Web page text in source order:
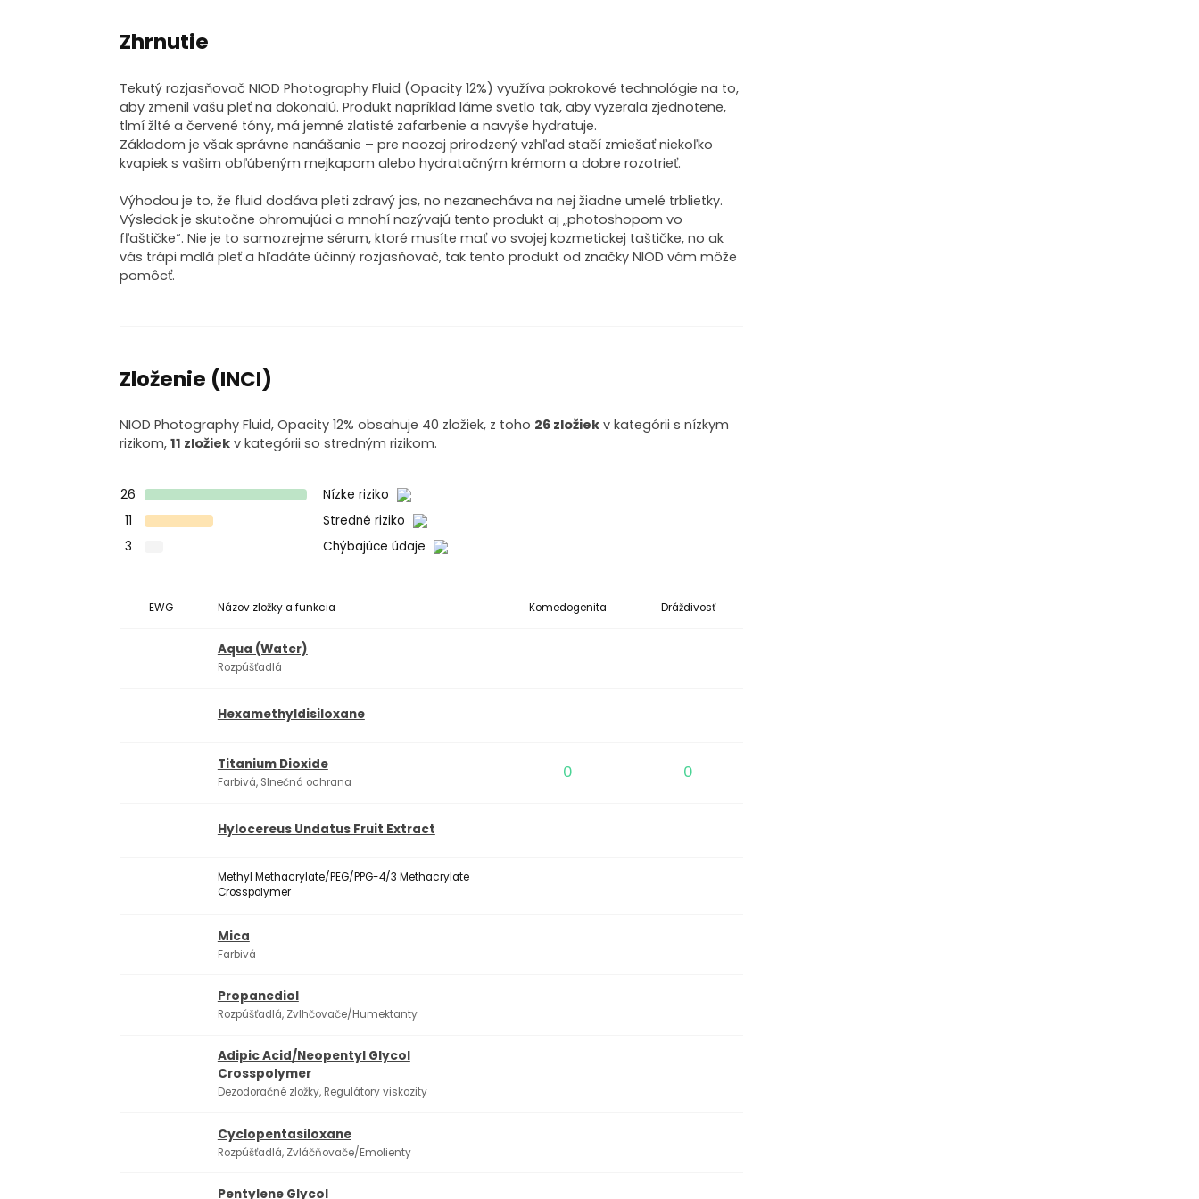
Zhrnutie
Tekutý rozjasňovač NIOD Photography Fluid (Opacity 12%) využíva pokrokové technológie na to,
aby zmenil vašu pleť na dokonalú. Produkt napríklad láme svetlo tak, aby vyzerala zjednotene,
tlmí žlté a červené tóny, má jemné zlatisté zafarbenie a navyše hydratuje.
Základom je však správne nanášanie – pre naozaj prirodzený vzhľad stačí zmiešať niekoľko
kvapiek s vašim obľúbeným mejkapom alebo hydratačným krémom a dobre rozotrieť.
Výhodou je to, že fluid dodáva pleti zdravý jas, no nezanecháva na nej žiadne umelé trblietky.
Výsledok je skutočne ohromujúci a mnohí nazývajú tento produkt aj „photoshopom vo
fľaštičke“. Nie je to samozrejme sérum, ktoré musíte mať vo svojej kozmetickej taštičke, no ak
vás trápi mdlá pleť a hľadáte účinný rozjasňovač, tak tento produkt od značky NIOD vám môže
pomôcť.
Zloženie (INCI)
NIOD Photography Fluid, Opacity 12% obsahuje 40 zložiek, z toho 26 zložiek v kategórii s nízkym
rizikom,11 zložiek v kategórii so stredným rizikom.
26
Nízke riziko
11
Stredné riziko
3
Chýbajúce údaje
EWG Názov zložky a funkcia Komedogenita Dráždivosť
Aqua (Water)
Rozpúšťadlá
Hexamethyldisiloxane
Titanium Dioxide
Farbivá, Slnečná ochrana 0 0
Hylocereus Undatus Fruit Extract
Methyl Methacrylate/PEG/PPG-4/3 Methacrylate
Crosspolymer
Mica
Farbivá
Propanediol
Rozpúšťadlá, Zvlhčovače/Humektanty
Adipic Acid/Neopentyl Glycol
Crosspolymer
Dezodoračné zložky, Regulátory viskozity
Cyclopentasiloxane
Rozpúšťadlá, Zvláčňovače/Emolienty
Pentylene Glycol